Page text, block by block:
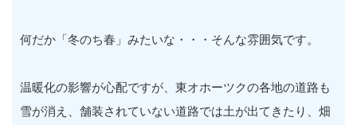
何だか「冬のち春」みたいな・・・そんな雰囲気です。
温暖化の影響が心配ですが、東オホーツクの各地の道路も
雪が消え、舗装されていない道路では土が出てきたり、畑